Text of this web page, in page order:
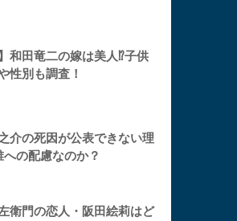
】和田竜二の嫁は美人⁉︎子供
性別も調査！
介の死因が公表できない理
への配慮なのか？
衛門の恋人・阪田絵莉はど